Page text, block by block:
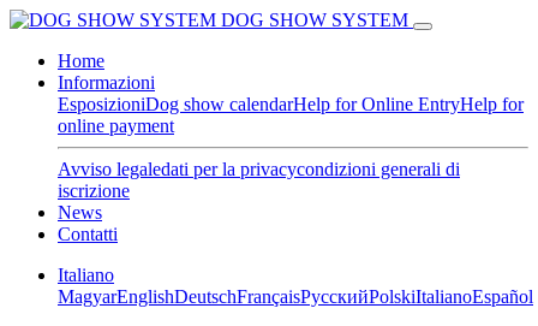
DOG SHOW SYSTEM
Home
Informazioni
EsposizioniDog show calendarHelp for Online EntryHelp for
online payment
Avviso legaledati per la privacycondizioni generali di
iscrizione
News
Contatti
Italiano
MagyarEnglishDeutschFrançaisPусскийPolskiItalianoEspañol